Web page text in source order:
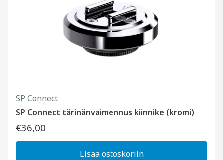
SP Connect
SP Connect tärinänvaimennus kiinnike (kromi)
€36,00
Lisää ostoskoriin